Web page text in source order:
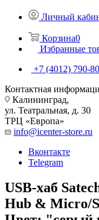
Личный
Корзина0
Избранные
+7 (4012) 790-
Контактная
Калининград,
ул. Театральная, д. 30
ТРЦ «Европа»
info@icenter-store.ru
Вконтакте
Telegram
USB-хаб
Hub & Micro/